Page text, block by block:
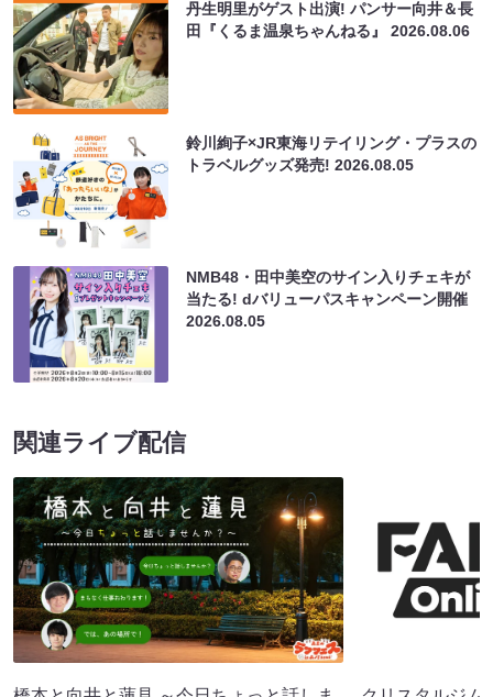
丹生明里がゲスト出演! パンサー向井＆長
田『くるま温泉ちゃんねる』2026.08.06
鈴川絢子×JR東海リテイリング・プラスの
トラベルグッズ発売!2026.08.05
NMB48・田中美空のサイン入りチェキが
当たる! dバリューパスキャンペーン開催
2026.08.05
関連ライブ配信